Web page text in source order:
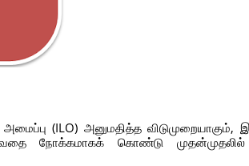
(ILO) அனுமதித்த விடுமுறையாகும்,
நோக்கமாகக் கொண்டு